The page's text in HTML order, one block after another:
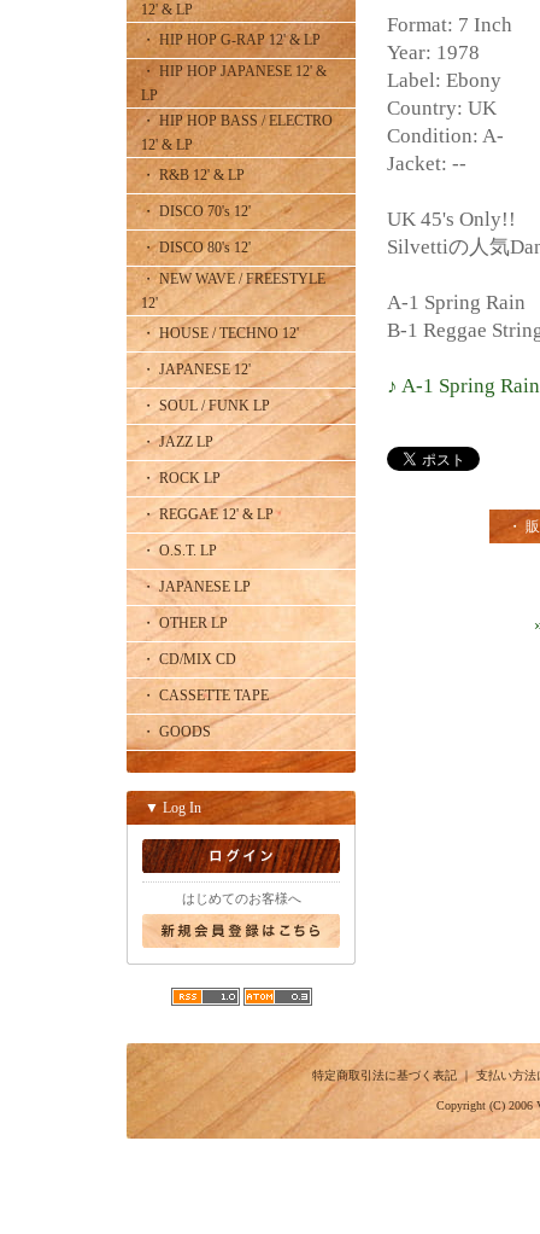
12' & LP
・ HIP HOP G-RAP 12' & LP
・ HIP HOP JAPANESE 12' &
LP
・ HIP HOP BASS / ELECTRO
12' & LP
・ R&B 12' & LP
・ DISCO 70's 12'
・ DISCO 80's 12'
・ NEW WAVE / FREESTYLE
12'
・ HOUSE / TECHNO 12'
・ JAPANESE 12'
・ SOUL / FUNK LP
・ JAZZ LP
・ ROCK LP
・ REGGAE 12' & LP
・ O.S.T. LP
・ JAPANESE LP
・ OTHER LP
・ CD/MIX CD
・ CASSETTE TAPE
・ GOODS
▼ Log In
はじめてのお客様へ
Format: 7 Inch
Year: 1978
Label: Ebony
Country: UK
Condition: A-
Jacket: --
UK 45's Only!!
Silvettiの人気
A-1 Spring Rain
B-1 Reggae
♪ A-1 Spring Rain
・
特定商取引法に基づく表記｜支払い方法
Copyright (C) 2006